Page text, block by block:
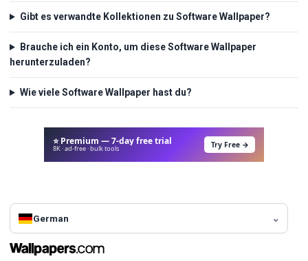
Gibt es verwandte Kollektionen zu Software Wallpaper?
Brauche ich ein Konto, um diese Software Wallpaper
herunterzuladen?
Wie viele Software Wallpaper hast du?
⭐ Premium — 7-day free trial
8K · ad-free · bulk tools Try Free →
German